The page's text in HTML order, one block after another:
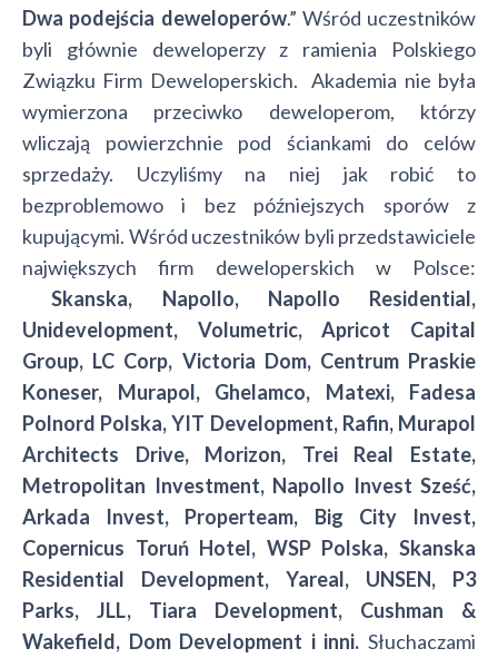
Dwa podejścia deweloperów.” Wśród uczestników
byli głównie deweloperzy z ramienia Polskiego
Związku Firm Deweloperskich. Akademia nie była
wymierzona przeciwko deweloperom, którzy
wliczają powierzchnie pod ściankami do celów
sprzedaży. Uczyliśmy na niej jak robić to
bezproblemowo i bez późniejszych sporów z
kupującymi. Wśród uczestników byli przedstawiciele
największych firm deweloperskich w Polsce:
Skanska, Napollo, Napollo Residential,
Unidevelopment, Volumetric, Apricot Capital
Group, LC Corp, Victoria Dom, Centrum Praskie
Koneser, Murapol, Ghelamco, Matexi, Fadesa
Polnord Polska, YIT Development, Rafin, Murapol
Architects Drive, Morizon, Trei Real Estate,
Metropolitan Investment, Napollo Invest Sześć,
Arkada Invest, Properteam, Big City Invest,
Copernicus Toruń Hotel, WSP Polska, Skanska
Residential Development, Yareal, UNSEN, P3
Parks, JLL, Tiara Development, Cushman &
Wakefield, Dom Development i inni. Słuchaczami